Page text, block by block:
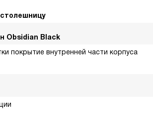
Obsidian Black
покрытие внутренней части корпуса